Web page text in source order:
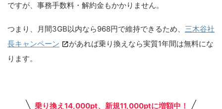
ですが、事務手数料・解約金もかかりません。
つまり、月間3GB以内なら968円で維持できるため、 三木谷社
長キャンペーン
があれば乗り換えなら実質1年間は無料にな
ります。
乗り換え14,000pt、新規11,000ptに増額中！